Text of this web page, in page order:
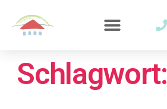
Schlagwort: